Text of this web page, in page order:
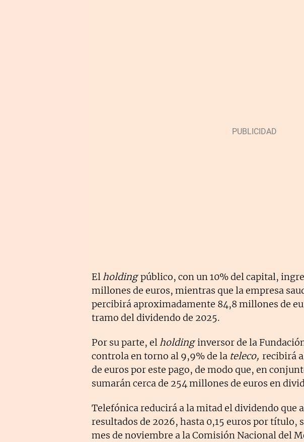
Elholdingpúblico, con un 10% del capital,
millones de euros, mientras que la empresa
percibirá aproximadamente 84,8 millones de
tramo del dividendo de 2025.
Por su parte, elholdinginversor de la
controla en torno al 9,9% de la teleco, recibirá
de euros por este pago, de modo que, en
sumarán cerca de 254 millones de euros en
Telefónica reducirá a la mitad el dividendo que
resultados de 2026, hasta 0,15 euros por título,
mes de noviembre a la Comisión Nacional del